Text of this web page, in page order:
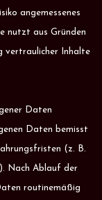
angemessenes
nutzt aus Gründen
vertraulicher Inhalte
Daten
Daten bemisst
(z. B.
Nach Ablauf der
routinemäßig